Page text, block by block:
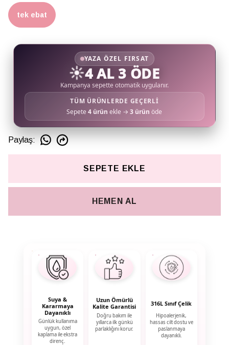
tek ebat
YAZA ÖZEL FIRSAT
☀️4 AL 3 ÖDE
Kampanya sepette otomatik uygulanır.
TÜM ÜRÜNLERDE GEÇERLİ
Sepete4 ürün ekle →3 ürün öde
Paylaş:
SEPETE EKLE
HEMEN AL
Suya &
Kararmaya
Dayanıklı
Günlük kullanıma
uygun, özel
kaplama ile ekstra
direnç.
Uzun Ömürlü
Kalite Garantisi
Doğru bakım ile
yıllarca ilk günkü
parlaklığını korur.
316L Sınıf Çelik
Hipoalerjenik,
hassas cilt dostu ve
paslanmaya
dayanıklı.